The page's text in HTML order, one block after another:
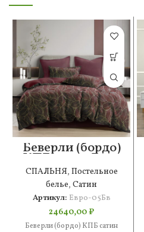
Беверли (бордо)
КПБ сатин Евро
4н
СПАЛЬНЯ, Постельное
белье, Сатин
Артикул: Евро-05Бв
24640,00₽
Беверли (бордо) КПБ сатин